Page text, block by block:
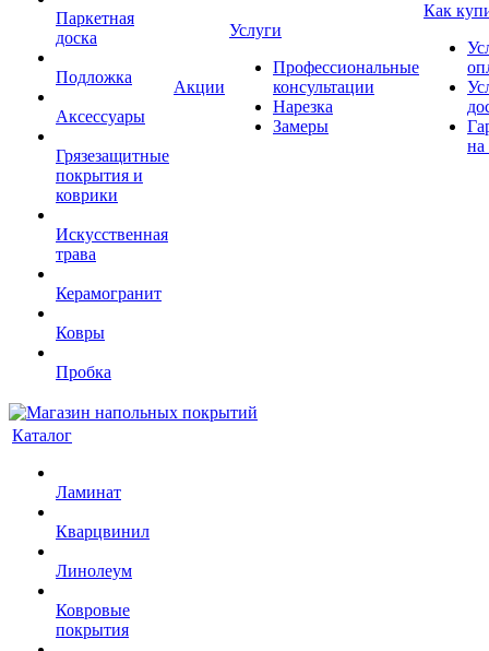
Паркетная
доска
Подложка
Аксессуары
Грязезащитные
покрытия и
коврики
Искусственная
трава
Керамогранит
Ковры
Пробка
Акции
Услуги
Профессиональные
консультации
Нарезка
Замеры
Как
на
Каталог
Ламинат
Кварцвинил
Линолеум
Ковровые
покрытия